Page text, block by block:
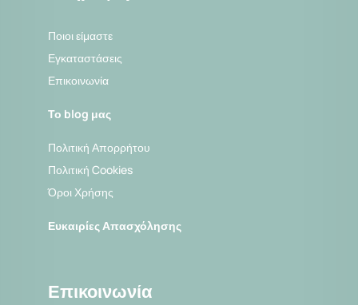
Ποιοι είμαστε
Εγκαταστάσεις
Επικοινωνία
Το blog μας
Πολιτική Απορρήτου
Πολιτική Cookies
Όροι Χρήσης
Ευκαιρίες Απασχόλησης
Επικοινωνία